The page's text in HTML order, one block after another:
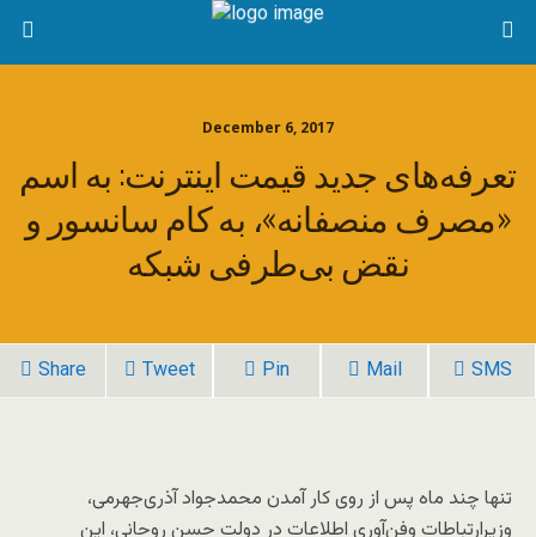
December 6, 2017
تعرفه‌های جدید قیمت اینترنت: به اسم
«مصرف منصفانه»، به کام سانسور و
نقض بی‌طرفی شبکه
Share Tweet Pin Mail SMS
تنها چند ماه پس از روی کار آمدن محمدجواد آذری‌جهرمی،
وزیرارتباطات وفن‌آوری اطلاعات در دولت حسن روحانی، این